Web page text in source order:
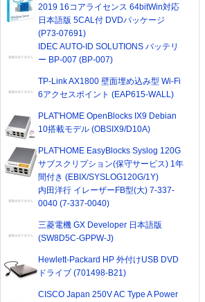
2019 16コアライセンス 64bitWin対応
日本語版 5CAL付 DVDパッケージ
(P73-07691)
IDEC AUTO-ID SOLUTIONS バッテリ
ー BP-007 (BP-007)
TP-Link AX1800 壁面埋め込み型 Wi-Fi
6アクセスポイント (EAP615-WALL)
PLAT'HOME OpenBlocks IX9 Debian
10搭載モデル (OBSIX9/D10A)
PLAT'HOME EasyBlocks Syslog 120G
サブスクリプション(保守サービス) 1年
間付き (EBIX/SYSLOG120G/1Y)
内田洋行 イレーザーFB型(大) 7-337-
0040 (7-337-0040)
三菱電機 GX Developer 日本語版
(SW8D5C-GPPW-J)
Hewlett-Packard HP 外付けUSB DVD
ドライブ (701498-B21)
CISCO Japan 250V AC Type A Power